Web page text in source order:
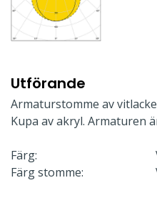
Utförande
Armaturstomme av
Kupa av akryl. Armaturen
Färg:
Färg stomme: